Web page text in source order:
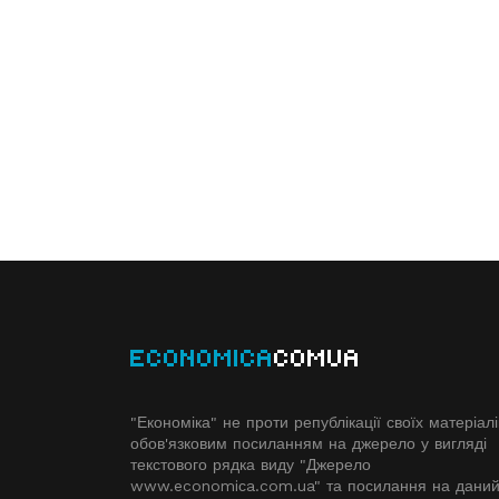
ECONOMICACOMUA
"Економіка" не проти републікації своїх
обов'язковим посиланням на джерело у вигляді
текстового рядка виду "Джерело
www.economiсa.com.ua" та посилання на даний